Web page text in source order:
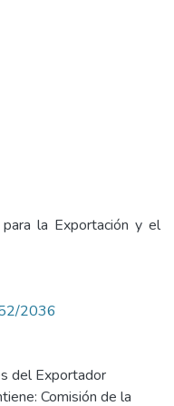
la Exportación y el
2036
del Exportador
Comisión de la